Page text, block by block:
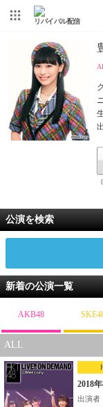
リバイバル配信
公演を検索
新着の公演一覧
AKB48
ALL
2018
出演者